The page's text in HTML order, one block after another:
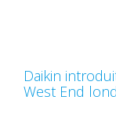
Daikin
West End